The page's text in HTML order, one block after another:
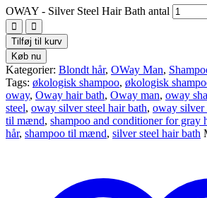
OWAY - Silver Steel Hair Bath antal
Tilføj til kurv
Køb nu
Kategorier: Blondt hår, OWay Man,
Tags: økologisk shampoo, økologisk
oway, Oway hair bath, Oway man, oway
steel, oway silver steel hair bath, oway silver
til mænd, shampoo and conditioner for gray
hår, shampoo til mænd, silver steel hair bath